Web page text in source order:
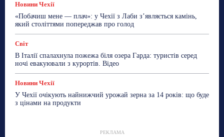
Новини Чехії
«Побачиш мене — плач»: у Чехії з Лаби з’являється камінь,
який століттями попереджав про голод
Світ
В Італії спалахнула пожежа біля озера Гарда: туристів серед
ночі евакуювали з курортів. Відео
Новини Чехії
У Чехії очікують найнижчий урожай зерна за 14 років: що буде
з цінами на продукти
РЕКЛАМА